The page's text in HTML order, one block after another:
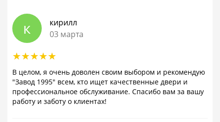
к
кирилл
03 марта
В целом, я очень доволен своим выбором и рекомендую
"Завод 1995" всем, кто ищет качественные двери и
профессиональное обслуживание. Спасибо вам за вашу
работу и заботу о клиентах!